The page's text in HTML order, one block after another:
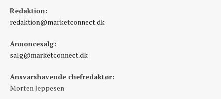
Redaktion:
redaktion@marketconnect.dk
Annoncesalg:
salg@marketconnect.dk
Ansvarshavende chefredaktør:
Morten Jeppesen